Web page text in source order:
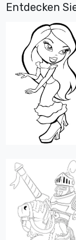
Entdecken